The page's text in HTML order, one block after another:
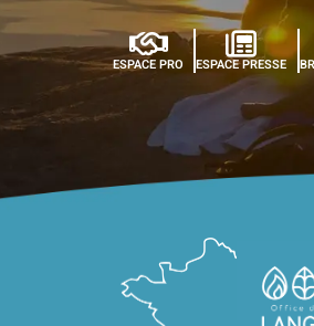
ESPACE PRO ESPACE PRESSE